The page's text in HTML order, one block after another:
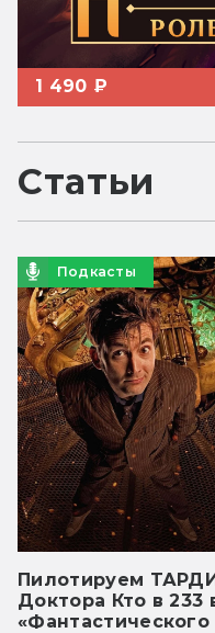
1 490 ₽
Статьи
Подкасты
Пилотируем
Доктора Кто в 233
«Фантастического